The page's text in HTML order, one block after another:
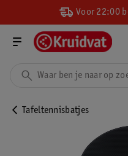
Voor 22:00
Tafeltennisbatjes